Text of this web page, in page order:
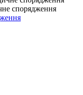
спорядження